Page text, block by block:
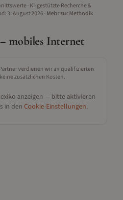
· KI-gestützte Recherche &
3. August 2026· Mehr zur Methodik
– mobiles Internet
verdienen wir an qualifizierten
zusätzlichen Kosten.
anzeigen — bitte aktivieren
in den Cookie-Einstellungen.